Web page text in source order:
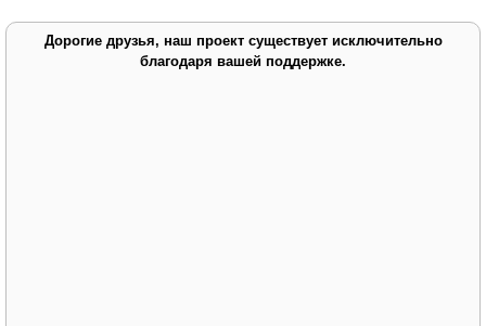
Дорогие друзья, наш проект существует исключительно
благодаря вашей поддержке.